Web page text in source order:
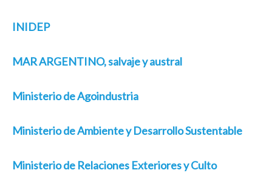
INIDEP
MAR ARGENTINO, salvaje y austral
Ministerio de Agoindustria
Ministerio de Ambiente y Desarrollo Sustentable
Ministerio de Relaciones Exteriores y Culto